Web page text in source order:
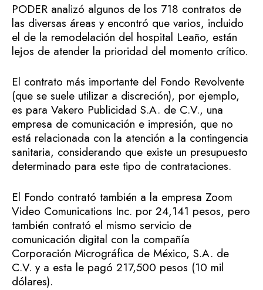
PODER analizó algunos de los 718 contratos de
las diversas áreas y encontró que varios, incluido
el de la remodelación del hospital Leaño, están
lejos de atender la prioridad del momento crítico.
El contrato más importante del Fondo Revolvente
(que se suele utilizar a discreción), por ejemplo,
es para Vakero Publicidad S.A. de C.V., una
empresa de comunicación e impresión, que no
está relacionada con la atención a la contingencia
sanitaria, considerando que existe un presupuesto
determinado para este tipo de contrataciones.
El Fondo contrató también a la empresa Zoom
Video Comunications Inc. por 24,141 pesos, pero
también contrató el mismo servicio de
comunicación digital con la compañía
Corporación Micrográfica de México, S.A. de
C.V. y a esta le pagó 217,500 pesos (10 mil
dólares).